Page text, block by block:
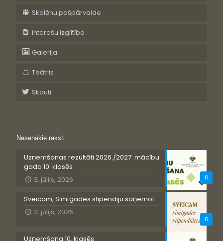
Skolēnu pašpārvalde
Interešu izglītība
Galerija
Teātris
Skauti
Nesenākie raksti
0
Uzņemšanas rezultāti 2026./2027. mācību
gada 10. klasēs
3. jūlijs, 2026
0
Sveicam, Simtgades stipendiju saņemot
2. jūlijs, 2026
Uzņemšana 10. klasēs